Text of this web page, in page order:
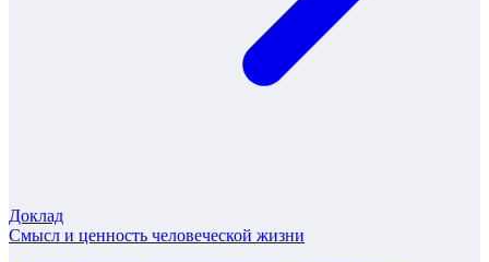
Доклад
Смысл и ценность человеческой жизни